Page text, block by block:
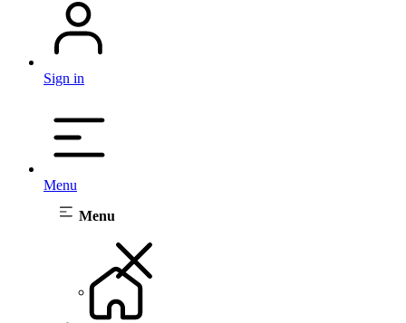
Sign in
Menu
Menu